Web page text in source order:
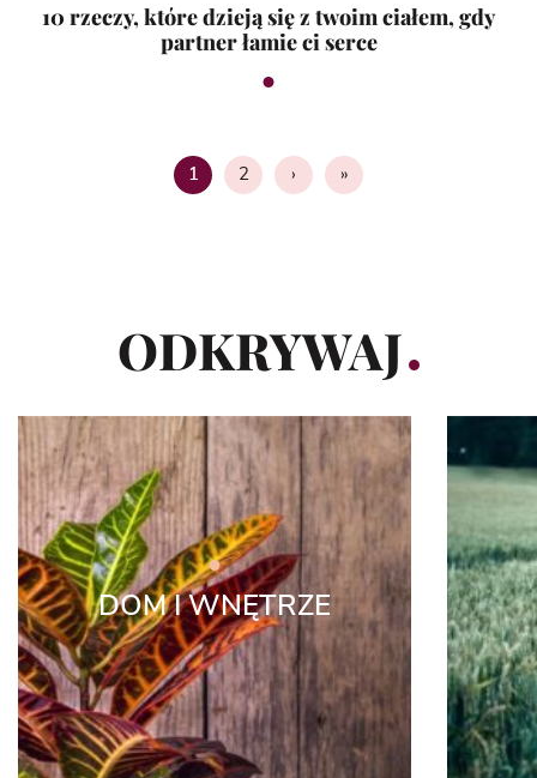
10 rzeczy, które dzieją się z twoim ciałem, gdy
partner łamie ci serce
1 Strona
2 › »
ODKRYWAJ
DOM I WNĘTRZE